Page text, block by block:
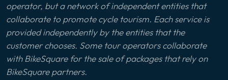
operator, but a network of independent entities that
collaborate to promote cycle tourism. Each service is
provided independently by the entities that the
customer chooses. Some tour operators collaborate
with BikeSquare for the sale of packages that rely on
BikeSquare partners.